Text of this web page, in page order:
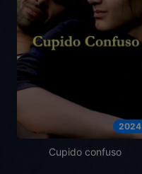
2024
Cupido confuso